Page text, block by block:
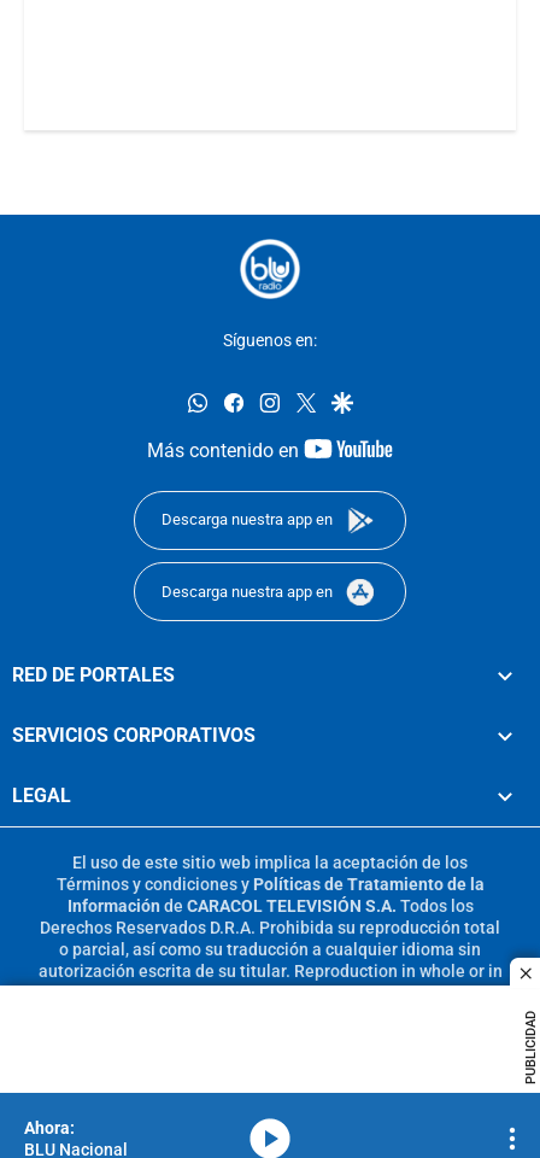
PUBLICIDAD
Síguenos en:
whatsappfacebookinstagram
twittergoogle
Más contenido en
youtube-
Descarga nuestra app en
Descarga nuestra app en
RED DE PORTALES
SERVICIOS CORPORATIVOS
LEGAL
El uso de este sitio web implica la aceptación de los
Términos y condicionesy Políticas de Tratamiento de la
Información de CARACOL TELEVISIÓN S.A. Todos los
Derechos Reservados D.R.A. Prohibida su reproducción total
o parcial, así como su traducción a cualquier idioma sin
autorización escrita de su titular. Reproduction in whole or in
BLU Nacional